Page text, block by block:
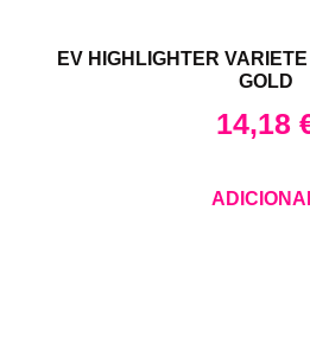
EV HIGHLIGHTER
GOLD
14,18